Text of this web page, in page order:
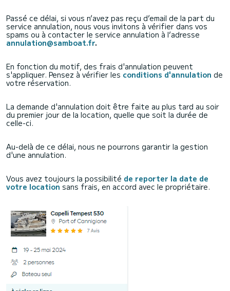
Passé ce délai, si vous n’avez pas reçu d’email de la part du
service annulation, nous vous invitons à vérifier dans vos
spams ou à contacter le service annulation à l’adresse
annulation@samboat.fr.
En fonction du motif, des frais d'annulation peuvent
s'appliquer. Pensez à vérifier les conditions d'annulation de
votre réservation.
La demande d'annulation doit être faite au plus tard au soir
du premier jour de la location, quelle que soit la durée de
celle-ci.
Au-delà de ce délai, nous ne pourrons garantir la gestion
d'une annulation.
Vous avez toujours la possibilité de reporter la date de
votre location sans frais, en accord avec le propriétaire.